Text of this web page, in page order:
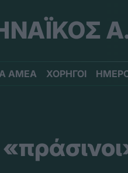
ΑΜΕΑ ΧΟΡΗΓΟΙ